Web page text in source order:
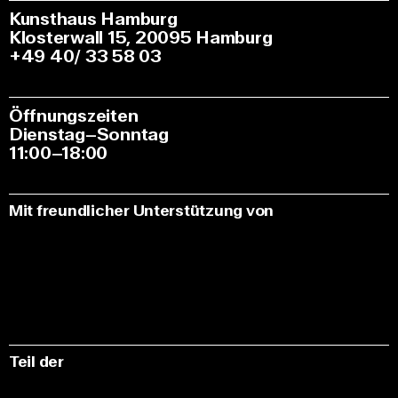
Kunsthaus Hamburg
Klosterwall 15, 20095 Hamburg
+49 40/ 33 58 03
Öffnungszeiten
Dienstag–Sonntag
11:00–18:00
Mit freundlicher Unterstützung von
Teil der